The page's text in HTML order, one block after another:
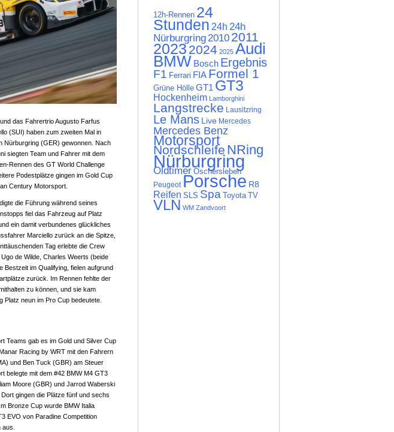
12h-Rennen 24
Stunden 24h 24h
Nürburgring2010 2011
20232024 2025 Audi
BMW Bosch Ergebnis
F1 Ferrari FIA Formel 1
Grüne Hölle GT1 GT3
Hockenheim Lamborghini
Langstrecke Lausitzring
Le Mans Live Mercedes
Mercedes Benz
Motorsport
Nordschleife NRing
Nürburgring
Oldtimer Oschersleben
Peugeot Porsche R8
Reifen SLS Spa Toyota TV
VLN WM Zandvoort
das Fahrertrio Augusto Farfus
(SUI) haben zum zweiten Mal in
Nürburgring (GER) gewonnen. Nach
siegten Team und Fahrer mit dem
Rennen des GT World Challenge
Podestplätze gingen im Gold Cup
Century Motorsport.
die Führung während seines
fiel das Fahrzeug auf Platz
ein damit verbundenes glückliches
Marciello zurück an die Spitze,
Tag erlebte die Crew
de Wilde, Charles Weerts (beide
Bestzeit im Qualifying, fielen aufgrund
zurück. Im Rennen fehlte der
zu können, und sie kam
Platz neun im Pro Cup bedeutete.
Teams gab es im Gold und Silver Cup
Racing by WRT mit den Fahrern
und Ben Tuck (GBR) am Steuer
belegte mit dem #42 BMW M4 GT3
Moore (GBR) und Jarrod Waberski
gingen die Plätze fünf und sechs
Bronze Cup wurde BMW Italia
EVO von Paradine Competition